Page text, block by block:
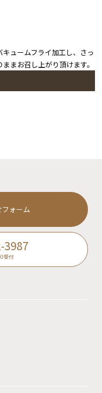
ュームフライ加工し、さっ
まお召し上がり頂けます。
ォーム
3987
受付